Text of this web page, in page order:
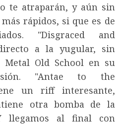
te atraparán, y aún sin
rápidos, si que es de
"Disgraced and
a la yugular, sin
Old School en su
"Antae to the
un riff interesante,
otra bomba de la
llegamos al final con